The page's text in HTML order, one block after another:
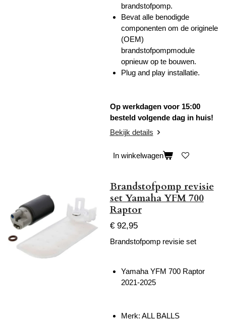
brandstofpomp.
Bevat alle benodigde
componenten om de originele
(OEM)
brandstofpompmodule
opnieuw op te bouwen.
Plug and play installatie.
Op werkdagen voor 15:00
besteld volgende dag in huis!
Bekijk details
In winkelwagen
Brandstofpomp revisie
set Yamaha YFM 700
Raptor
€ 92,95
Brandstofpomp revisie set
Yamaha YFM 700 Raptor
2021-2025
Merk: ALL BALLS